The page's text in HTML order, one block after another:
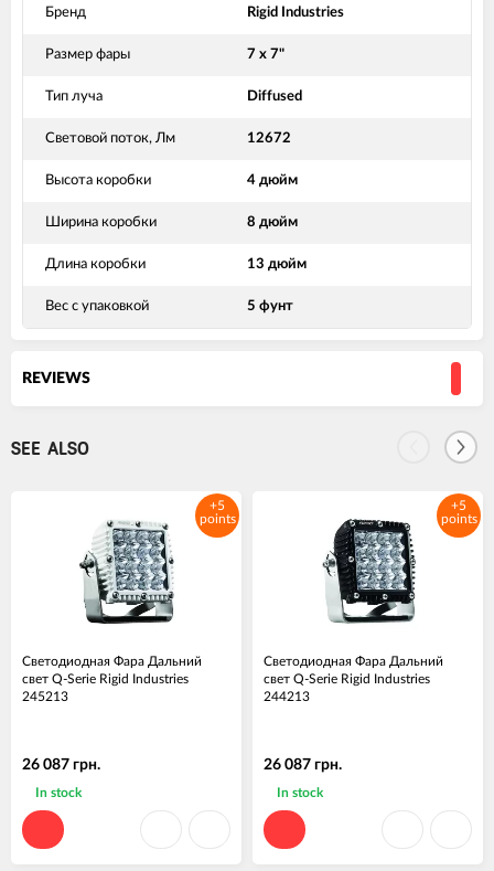
Бренд Rigid Industries
Размер фары 7 x 7"
Тип луча Diffused
Световой поток, Лм 12672
Высота коробки 4 дюйм
Ширина коробки 8 дюйм
Длина коробки 13 дюйм
Вес с упаковкой 5 фунт
REVIEWS
SEE ALSO
+5
points
Светодиодная Фара Дальний
свет Q-Serie Rigid Industries
245213
26 087 грн.
In stock
+5
points
Светодиодная Фара Дальний
свет Q-Serie Rigid Industries
244213
26 087 грн.
In stock